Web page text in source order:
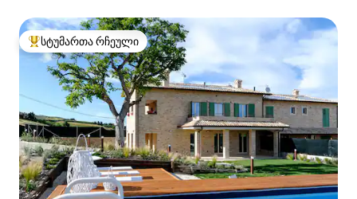
სტუმართა რჩეული მოწინავე ვარიანტი
სტუმართა რჩეული